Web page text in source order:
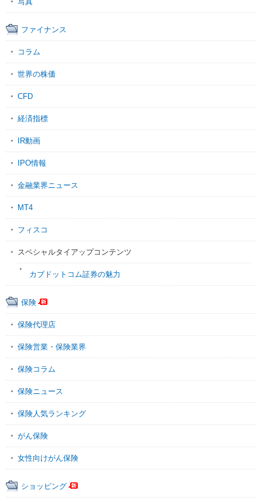
ファイナンス
コラム
世界の株価
CFD
経済指標
IR動画
IPO情報
金融業界ニュース
MT4
フィスコ
スペシャルタイアップコンテンツ
カブドットコム証券の魅力
保険
保険代理店
保険営業・保険業界
保険コラム
保険ニュース
保険人気ランキング
がん保険
女性向けがん保険
ショッピング